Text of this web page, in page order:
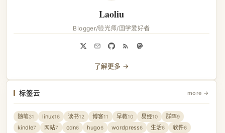
Laoliu
Blogger/验光师/国学爱好者
了解更多 →
标签云 more →
随笔31 linux16 读书12 博客11 早教10 易经10 群晖9
kindle7 网站7 cdn6 hugo6 wordpress6 生活6 软件6